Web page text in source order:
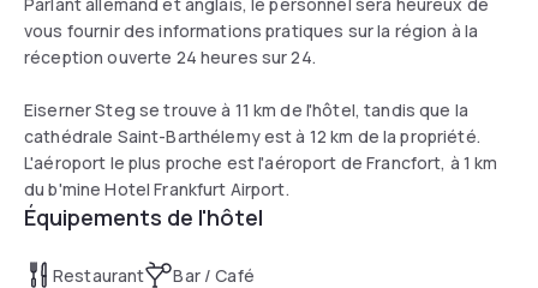
vous fournir des informations pratiques sur la région à la
réception ouverte 24 heures sur 24.
Eiserner Steg se trouve à 11 km de l'hôtel, tandis que la
cathédrale Saint-Barthélemy est à 12 km de la propriété.
L'aéroport le plus proche est l'aéroport de Francfort, à 1 km
du b'mine Hotel Frankfurt Airport.
Équipements de l'hôtel
Restaurant
Bar / Café